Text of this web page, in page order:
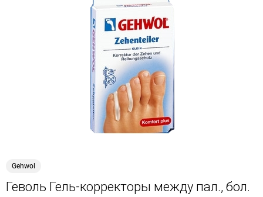
Gehwol
Геволь Гель-корректоры между пал., бол.